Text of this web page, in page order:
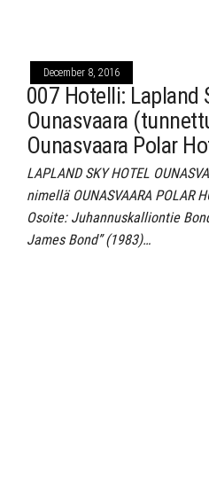
December 8, 2016
007 Hotelli: Lapland
Ounasvaara
Ounasvaara Polar
LAPLAND SKY HOTEL
nimellä OUNASVAARA POLAR
Osoite: Juhannuskalliontie
James Bond” (1983)…